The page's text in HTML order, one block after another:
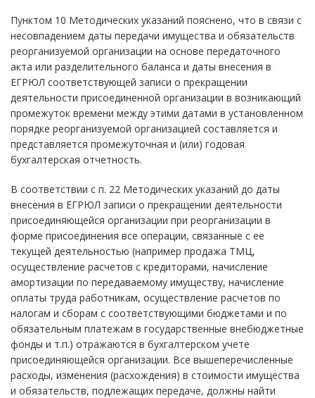
Пунктом 10 Методических указаний пояснено, что в связи с
несовпадением даты передачи имущества и обязательств
реорганизуемой организации на основе передаточного
акта или разделительного баланса и даты внесения в
ЕГРЮЛ соответствующей записи о прекращении
деятельности присоединенной организации в возникающий
промежуток времени между этими датами в установленном
порядке реорганизуемой организацией составляется и
представляется промежуточная и (или) годовая
бухгалтерская отчетность.
В соответствии с п. 22 Методических указаний до даты
внесения в ЕГРЮЛ записи о прекращении деятельности
присоединяющейся организации при реорганизации в
форме присоединения все операции, связанные с ее
текущей деятельностью (например продажа ТМЦ,
осуществление расчетов с кредиторами, начисление
амортизации по передаваемому имуществу, начисление
оплаты труда работникам, осуществление расчетов по
налогам и сборам с соответствующими бюджетами и по
обязательным платежам в государственные внебюджетные
фонды и т.п.) отражаются в бухгалтерском учете
присоединяющейся организации. Все вышеперечисленные
расходы, изменения (расхождения) в стоимости имущества
и обязательств, подлежащих передаче, должны найти